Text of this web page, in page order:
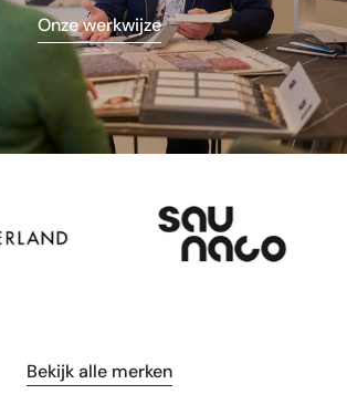
Onze werkwijze
Bekijk alle merken